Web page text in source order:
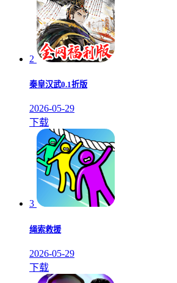
2
秦皇汉武0.1折版
2026-05-29
下载
3
绳索救援
2026-05-29
下载